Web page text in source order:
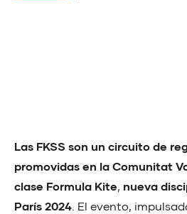
Las FKSS son un circuito de
promovidas en la Comunitat
clase Formula Kite, nueva
París 2024 . El evento,